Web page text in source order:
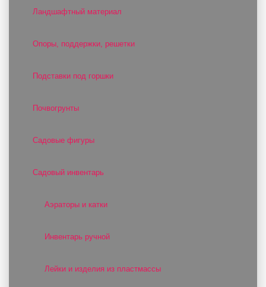
Ландшафтный материал
Опоры, поддержки, решетки
Подставки под горшки
Почвогрунты
Садовые фигуры
Садовый инвентарь
Аэраторы и катки
Инвентарь ручной
Лейки и изделия из пластмассы